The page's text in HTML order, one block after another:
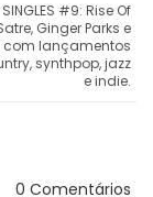
SINGLES #9: Rise Of
Ginger Parks e
lançamentos
synthpop, jazz
e indie.
0 Comentários